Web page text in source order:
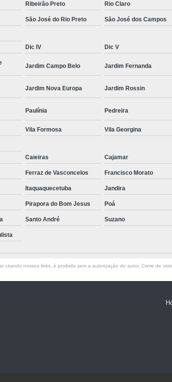
Roupas Masculinas
Roupas Masculinas
Roupas Masculinas Estilosas
Roupas Masculinas Plus Size
Roupas
Ribeirão Preto Rio Claro
São José do Rio Preto São José dos Campos
Dic IV Dic V
Jardim Campo Belo Jardim Fernanda
Jardim Nova Europa Jardim Rossin
Paulínia Pedreira
Vila Formosa Vila Georgina
Caieiras Cajamar
Ferraz de Vasconcelos Francisco Morato
Itaquaquecetuba Jandira
Pirapora do Bom Jesus Poá
Santo André Suzano
nossos links, é proibida sem a autorização do autor. Crime de